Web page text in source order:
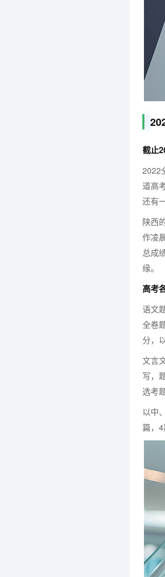
截止
2022
道高
还有
陕西
作凌
总成
缘。
高考
语文
全卷
分，
文言
写，
选考
以中
篇，